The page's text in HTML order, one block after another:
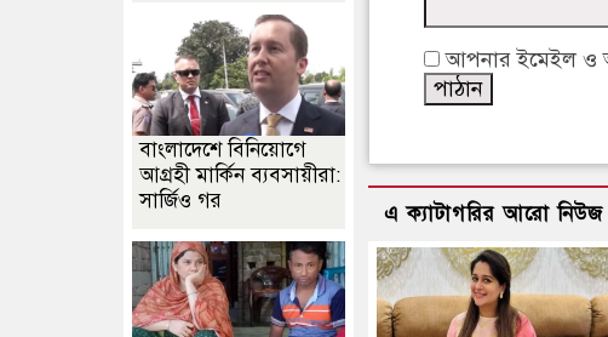
আপনার ইমেইল ও
এ ক্যাটাগরির আরো নিউজ
বাংলাদেশে বিনিয়োগে
আগ্রহী মার্কিন ব্যবসায়ীরা:
সার্জিও গর